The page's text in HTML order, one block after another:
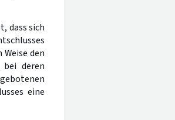
dass sich
den
deren
eine